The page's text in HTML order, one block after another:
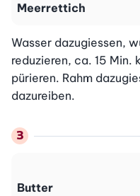
Meerrettich
Wasser dazugiessen,
reduzieren, ca. 15 Min.
pürieren. Rahm
dazureiben.
Butter